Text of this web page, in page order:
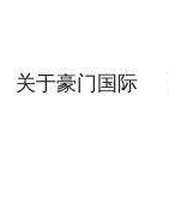
关于豪门国际